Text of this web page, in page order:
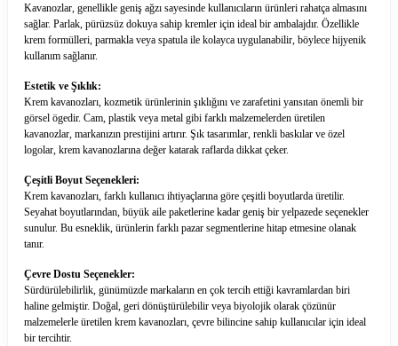
Kavanozlar, genellikle geniş ağzı sayesinde kullanıcıların ürünleri rahatça almasını
sağlar. Parlak, pürüzsüz dokuya sahip kremler için ideal bir ambalajdır. Özellikle
krem formülleri, parmakla veya spatula ile kolayca uygulanabilir, böylece hijyenik
kullanım sağlanır.
Estetik ve Şıklık:
Krem kavanozları, kozmetik ürünlerinin şıklığını ve zarafetini yansıtan önemli bir
görsel ögedir. Cam, plastik veya metal gibi farklı malzemelerden üretilen
kavanozlar, markanızın prestijini artırır. Şık tasarımlar, renkli baskılar ve özel
logolar, krem kavanozlarına değer katarak raflarda dikkat çeker.
Çeşitli Boyut Seçenekleri:
Krem kavanozları, farklı kullanıcı ihtiyaçlarına göre çeşitli boyutlarda üretilir.
Seyahat boyutlarından, büyük aile paketlerine kadar geniş bir yelpazede seçenekler
sunulur. Bu esneklik, ürünlerin farklı pazar segmentlerine hitap etmesine olanak
tanır.
Çevre Dostu Seçenekler:
Sürdürülebilirlik, günümüzde markaların en çok tercih ettiği kavramlardan biri
haline gelmiştir. Doğal, geri dönüştürülebilir veya biyolojik olarak çözünür
malzemelerle üretilen krem kavanozları, çevre bilincine sahip kullanıcılar için ideal
bir tercihtir.